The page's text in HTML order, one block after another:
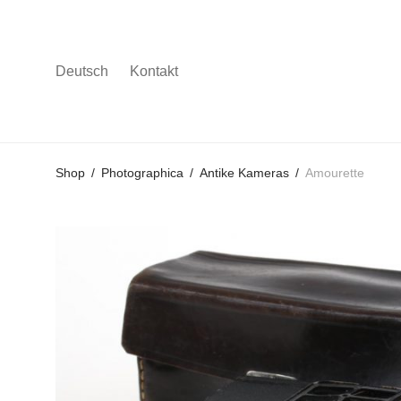
Deutsch Kontakt
Shop / Photographica / Antike Kameras / Amourette